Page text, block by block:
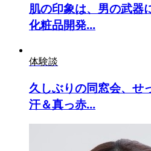
肌の印象は、男の武器
化粧品開発...
体験談
久しぶりの同窓会、せ
汗＆真っ赤...